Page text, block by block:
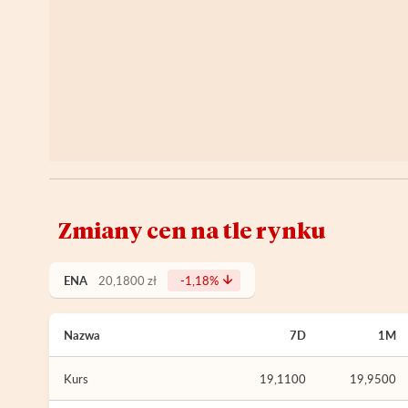
Zmiany cen na tle rynku
ENA 20,1800 zł -1,18%
Nazwa 7D 1M
Kurs 19,1100 19,9500